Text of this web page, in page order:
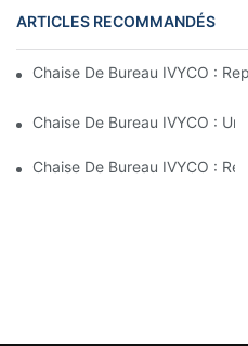
ARTICLES RECOMMANDÉS
Chaise De Bureau IVYCO :
Chaise De Bureau IVYCO :
Chaise De Bureau IVYCO :